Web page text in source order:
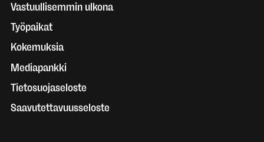
Vastuullisemmin ulkona
Työpaikat
Kokemuksia
Mediapankki
Tietosuojaseloste
Saavutettavuusseloste